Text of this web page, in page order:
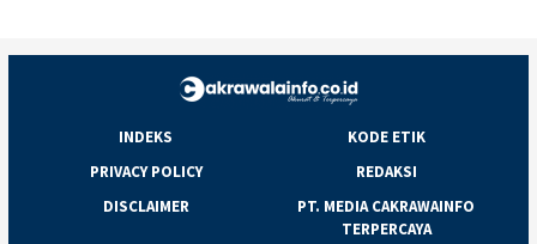
INDEKS
KODE ETIK
PRIVACY POLICY
REDAKSI
DISCLAIMER
PT. MEDIA CAKRAWAINFO
TERPERCAYA